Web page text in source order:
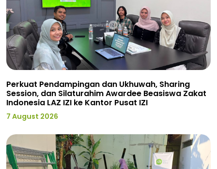
Perkuat Pendampingan dan Ukhuwah, Sharing
Session, dan Silaturahim Awardee Beasiswa Zakat
Indonesia LAZ IZI ke Kantor Pusat IZI
7 August 2026